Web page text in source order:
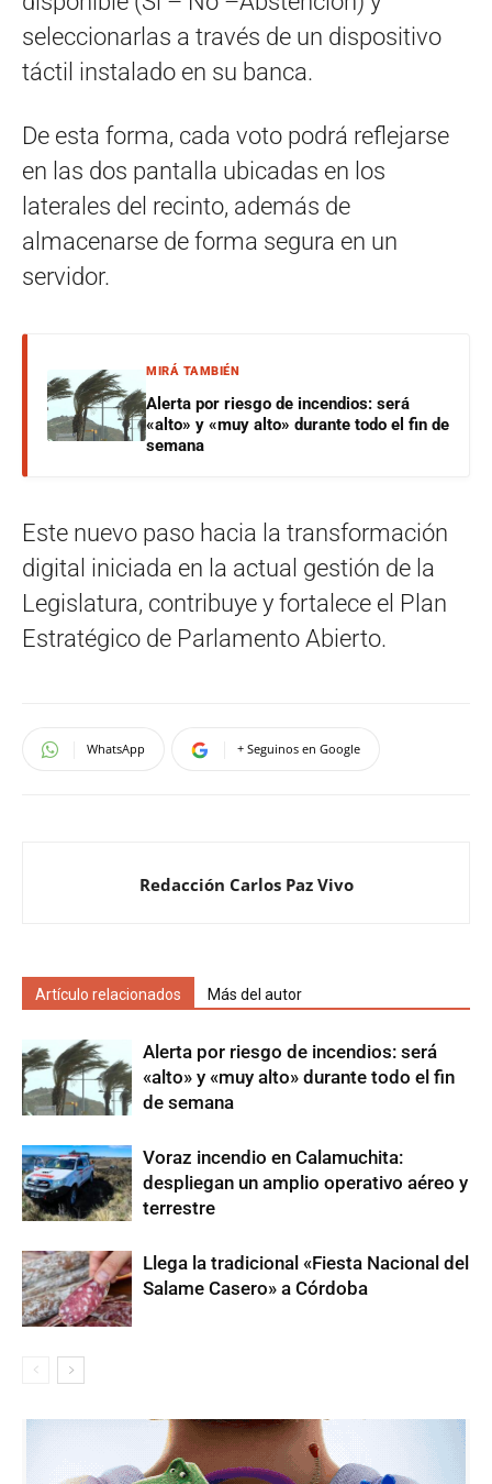
seleccionarlas a través de un dispositivo
táctil instalado en su banca.
De esta forma, cada voto podrá reflejarse
en las dos pantalla ubicadas en los
laterales del recinto, además de
almacenarse de forma segura en un
servidor.
MIRÁ TAMBIÉN
Alerta por riesgo de incendios: será
«alto» y «muy alto» durante todo el fin de
semana
Este nuevo paso hacia la transformación
digital iniciada en la actual gestión de la
Legislatura, contribuye y fortalece el Plan
Estratégico de Parlamento Abierto.
WhatsApp + Seguinos en Google
Redacción Carlos Paz Vivo
Artículo relacionados Más del autor
Alerta por riesgo de incendios: será
«alto» y «muy alto» durante todo el fin
de semana
Voraz incendio en Calamuchita:
despliegan un amplio operativo aéreo y
terrestre
Llega la tradicional «Fiesta Nacional del
Salame Casero» a Córdoba